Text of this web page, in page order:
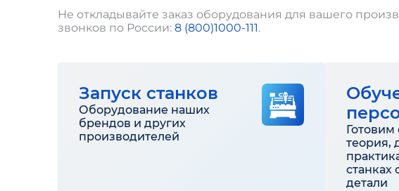
Не откладывайте заказ оборудования для вашего
звонков по России: 8 (800)1000-111.
Запуск станков
Оборудование наших
брендов и других
производителей
Готовим
теория,
станках
детали